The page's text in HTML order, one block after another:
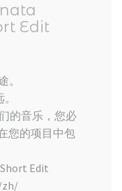
Edit
。
的音乐，您必
您的项目中包
Edit
zh/